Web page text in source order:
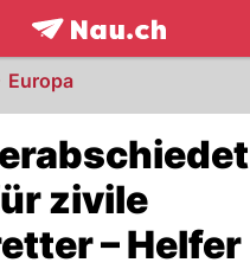
frontpage.NAU.ch
Europa
zivile
– Helfer